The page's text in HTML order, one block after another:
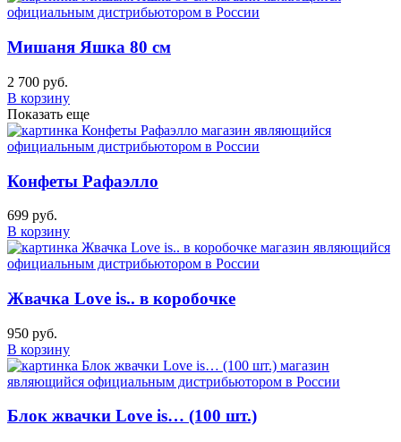
Мишаня Яшка 80 см
2 700 руб.
В корзину
Показать еще
Конфеты Рафаэлло
699 руб.
В корзину
Жвачка Love is.. в коробочке
950 руб.
В корзину
Блок жвачки Love is… (100 шт.)